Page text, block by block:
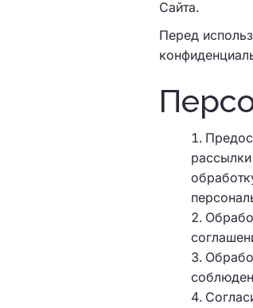
Сайта.
Перед